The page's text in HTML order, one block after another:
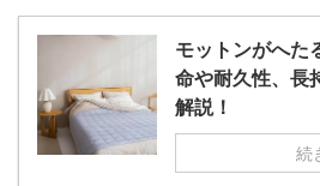
モットンがへた
命や耐久性、長
解説！
続